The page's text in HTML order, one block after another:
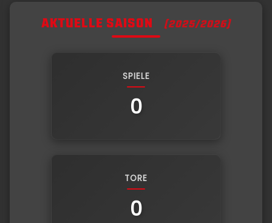
AKTUELLE SAISON (2025/2026)
SPIELE
0
TORE
0